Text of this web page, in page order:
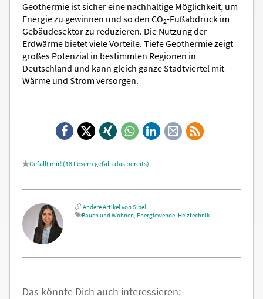
Geothermie ist sicher eine nachhaltige Möglichkeit, um
Energie zu gewinnen und so den CO2-Fußabdruck im
Gebäudesektor zu reduzieren. Die Nutzung der
Erdwärme bietet viele Vorteile. Tiefe Geothermie zeigt
großes Potenzial in bestimmten Regionen in
Deutschland und kann gleich ganze Stadtviertel mit
Wärme und Strom versorgen.
18 Lesern gefällt das
Andere Artikel von Sibel
Bauen und Wohnen, Energiewende, Heiztechnik
Das könnte Dich auch interessieren: